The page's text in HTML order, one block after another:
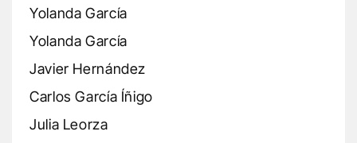
Yolanda García
Yolanda García
Javier Hernández
Carlos García Íñigo
Julia Leorza